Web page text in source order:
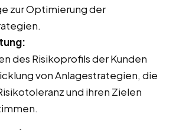
zur Optimierung der
des Risikoprofils der Kunden
von Anlagestrategien, die
und ihren Zielen